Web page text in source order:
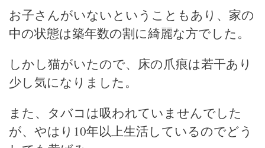
お子さんがいないということもあり、家の
中の状態は築年数の割に綺麗な方でした。
しかし猫がいたので、床の爪痕は若干あり
少し気になりました。
また、タバコは吸われていませんでした
が、やはり10年以上生活しているのでどう